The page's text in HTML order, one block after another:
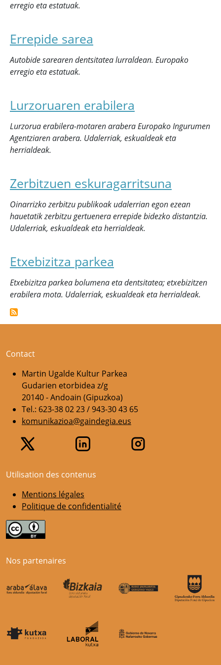
erregio eta estatuak.
Errepide sarea
Autobide sarearen dentsitatea lurraldean. Europako
erregio eta estatuak.
Lurzoruaren erabilera
Lurzorua erabilera-motaren arabera Europako Ingurumen
Agentziaren arabera. Udalerriak, eskualdeak eta
herrialdeak.
Zerbitzuen eskuragarritsuna
Oinarrizko zerbitzu publikoak udalerrian egon ezean
hauetatik zerbitzu gertuenera errepide bidezko distantzia.
Udalerriak, eskualdeak eta herrialdeak.
Etxebizitza parkea
Etxebizitza parkea bolumena eta dentsitatea; etxebizitzen
erabilera mota. Udalerriak, eskualdeak eta herrialdeak.
Contact
Martin Ugalde Kultur Parkea
Gudarien etorbidea z/g
20140 - Andoain (Gipuzkoa)
Tel.: 623-38 02 23 / 943-30 43 65
komunikazioa@gaindegia.eus
Utilisation des contenus
Mentions légales
Politique de confidentialité
Nos partenaires